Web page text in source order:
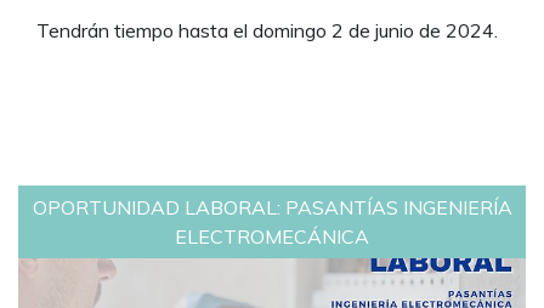
Tendrán tiempo hasta el domingo 2 de junio de 2024.
OPORTUNIDAD LABORAL: PASANTÍAS INGENIERÍA
ELECTROMECÁNICA